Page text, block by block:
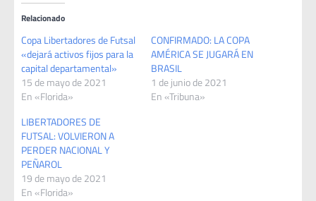
Relacionado
Copa Libertadores de Futsal
«dejará activos fijos para la
capital departamental»
15 de mayo de 2021
En «Florida»
CONFIRMADO: LA COPA
AMÉRICA SE JUGARÁ EN
BRASIL
1 de junio de 2021
En «Tribuna»
LIBERTADORES DE
FUTSAL: VOLVIERON A
PERDER NACIONAL Y
PEÑAROL
19 de mayo de 2021
En «Florida»